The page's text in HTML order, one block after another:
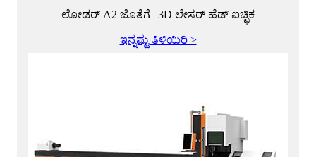
ಲೋಡರ್ A2 ಜೊತೆಗೆ | 3D ಲೇಸರ್ ಹೆಡ್ ಐಚ್ಛಿಕ
ಇನ್ನಷ್ಟು ತಿಳಿಯಿರಿ >